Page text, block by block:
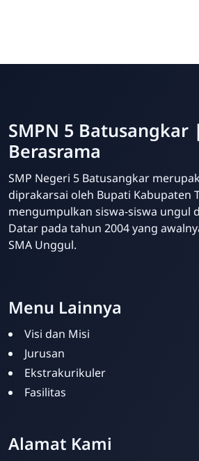
SMPN 5 Batusangkar
Berasrama
SMP Negeri 5 Batusangkar
diprakarsai oleh Bupati Kabupaten
mengumpulkan siswa-siswa ungul
Datar pada tahun 2004 yang
SMA Unggul.
Menu Lainnya
Visi dan Misi
Jurusan
Ekstrakurikuler
Fasilitas
Alamat Kami